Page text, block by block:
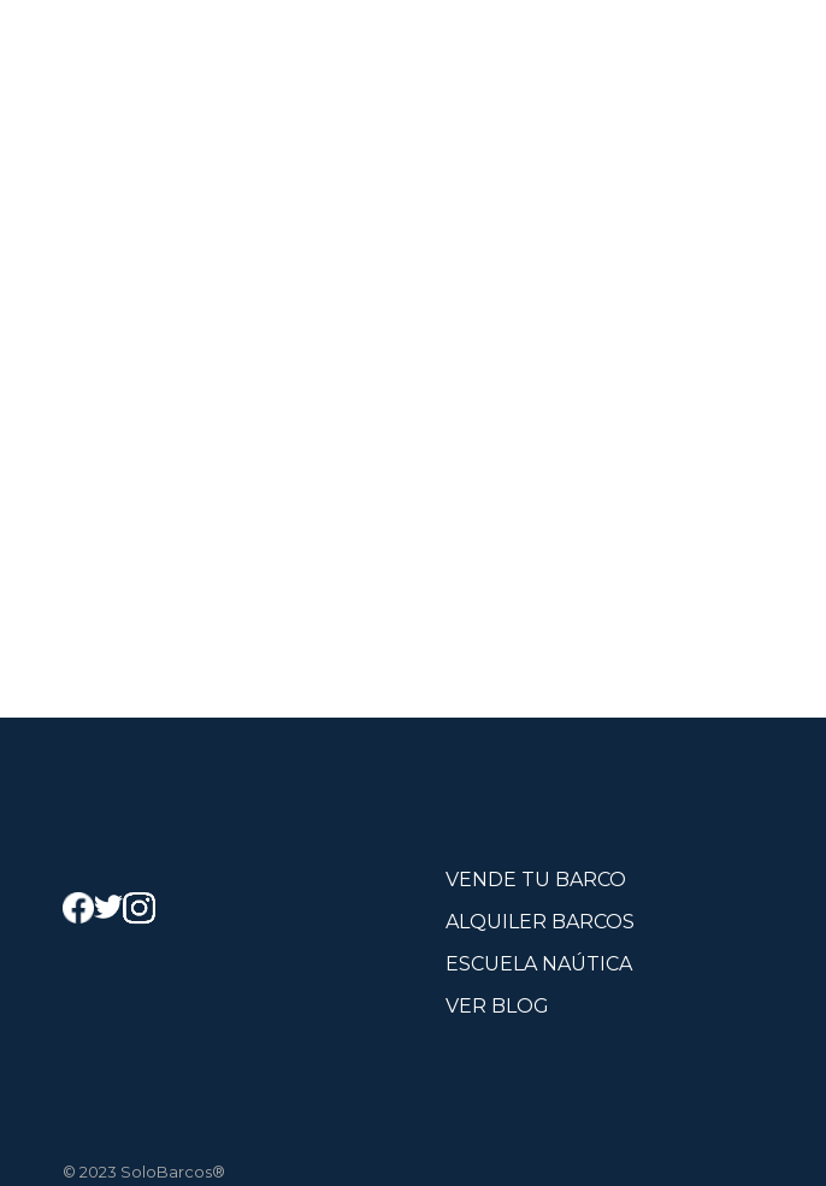
VENDE TU BARCO
ALQUILER BARCOS
ESCUELA NAÚTICA
VER BLOG
© 2023 SoloBarcos®